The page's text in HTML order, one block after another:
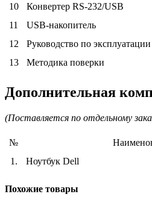
10
Конвертер RS-232/USB
11
USB-накопитель
12
Руководство по эксплуатации
13
Методика поверки
Дополнительная
(Поставляется по отдельному
№
1.
Ноутбук Dell
Похожие товары